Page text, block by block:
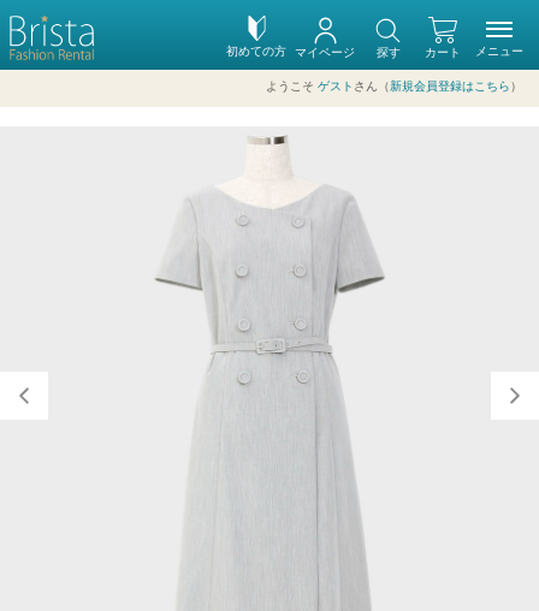
初めての方 カート
マイページ 探す
ようこそ ゲスト さん（新規会員登録はこちら ）
メニュー